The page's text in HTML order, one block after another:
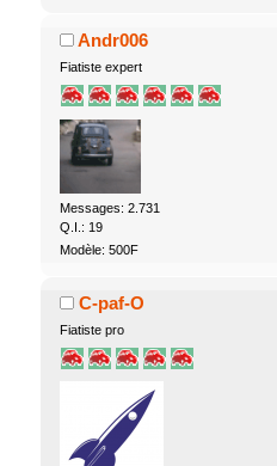
Andr006
Fiatiste expert
Messages: 2.731
Q.I.: 19
Modèle: 500F
C-paf-O
Fiatiste pro